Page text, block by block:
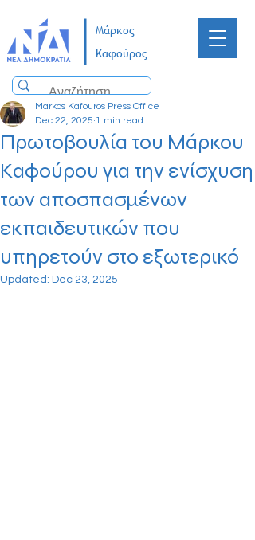
Μάρκος
Καφούρος
Πρωτοβουλία του Μάρκου
Καφούρου για την ενίσχυση
των αποσπασμένων
εκπαιδευτικών που
υπηρετούν στο εξωτερικό
Markos Kafouros Press Office
Dec 22, 2025 1 min read
Updated: Dec 23, 2025